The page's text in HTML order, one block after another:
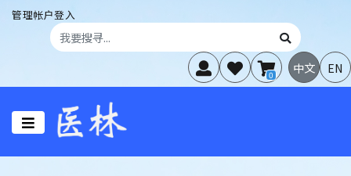
管理帐户登入
0 中文 EN